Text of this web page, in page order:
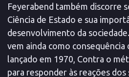
Feyerabend também discorre
Ciência de Estado e sua
desenvolvimento da
vem ainda como
lançado em 1970, Contra o
para responder às reações